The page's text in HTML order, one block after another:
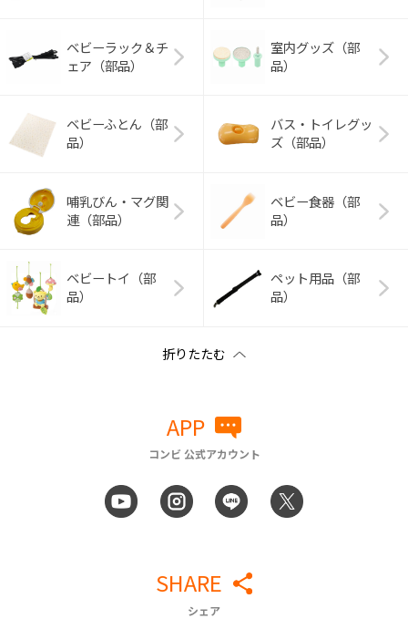
ベビーラック＆チ
ェア（部品）
室内グッズ（部
品）
ベビーふとん（部
品）
バス・トイレグッ
ズ（部品）
哺乳びん・マグ関
連（部品）
ベビー食器（部
品）
ベビートイ（部
品）
ペット用品（部
品）
APP
コンビ 公式アカウント
SHARE
シェア